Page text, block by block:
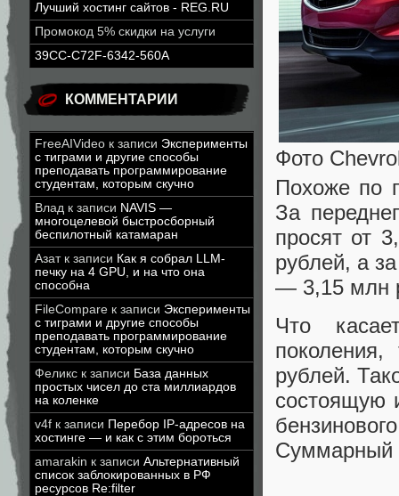
Лучший хостинг сайтов - REG.RU
Промокод 5% скидки на услуги
39CC-C72F-6342-560A
КОММЕНТАРИИ
FreeAIVideo к записи Эксперименты
с тиграми и другие способы
преподавать программирование
студентам, которым скучно
Влад к записи NAVIS —
многоцелевой быстросборный
беспилотный катамаран
Азатк записи Как я собрал LLM-
печку на 4 GPU, и на что она
способна
FileCompare к записи Эксперименты
с тиграми и другие способы
преподавать программирование
студентам, которым скучно
Феликс к записи База данных
простых чисел до ста миллиардов
на коленке
v4f к записи Перебор IP-адресов на
хостинге — и как с этим бороться
amarakin к записи Альтернативный
список заблокированных в РФ
ресурсов Re:filter
Фото
Похоже по
За
просят от
рублей, а
— 3,15 млн
Что
рублей.
состоящую
Суммарный